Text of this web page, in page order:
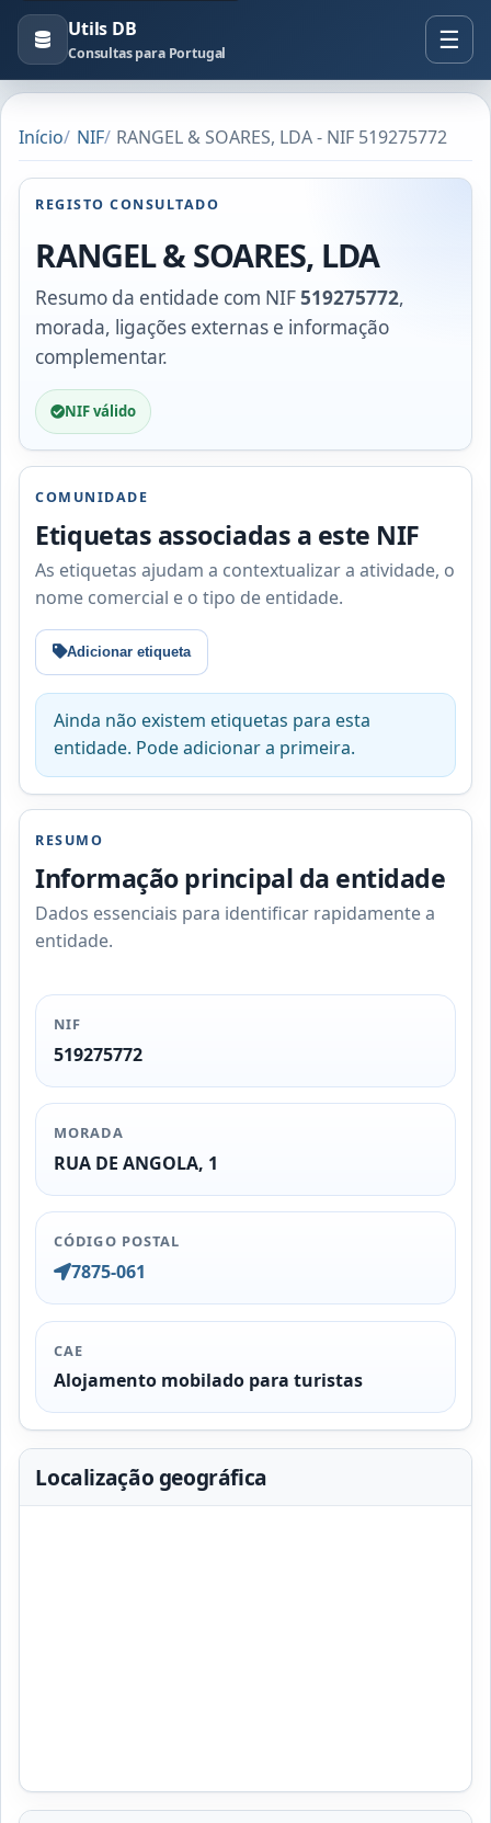
Utils DB
Consultas para Portugal
Início NIF RANGEL & SOARES, LDA - NIF 519275772
REGISTO CONSULTADO
RANGEL & SOARES, LDA
Resumo da entidade com NIF519275772,
morada, ligações externas e informação
complementar.
NIF válido
COMUNIDADE
Etiquetas associadas a este NIF
As etiquetas ajudam a contextualizar a atividade, o
nome comercial e o tipo de entidade.
Adicionar etiqueta
Ainda não existem etiquetas para esta
entidade. Pode adicionar a primeira.
RESUMO
Informação principal da entidade
Dados essenciais para identificar rapidamente a
entidade.
NIF
519275772
MORADA
RUA DE ANGOLA, 1
CÓDIGO POSTAL
7875-061
CAE
Alojamento mobilado para turistas
Localização geográfica